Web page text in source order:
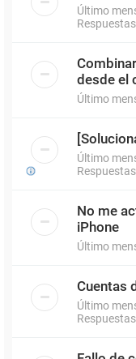
Último
desde el
Último
Último
No me
iPhone
Último
Cuentas
Último